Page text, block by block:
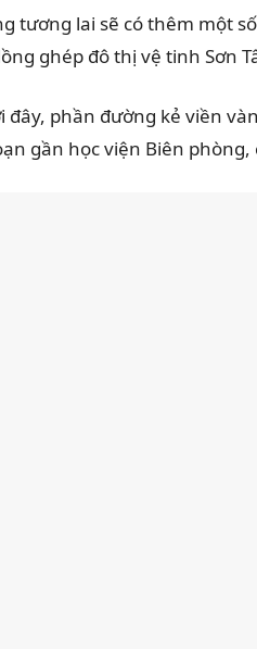
tương lai sẽ có thêm một
ghép đô thị vệ tinh Sơn
phần đường kẻ viền
gần học viện Biên